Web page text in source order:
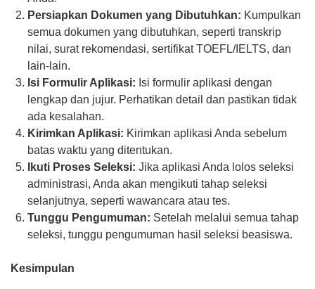
Persiapkan Dokumen yang Dibutuhkan: Kumpulkan
semua dokumen yang dibutuhkan, seperti transkrip
nilai, surat rekomendasi, sertifikat TOEFL/IELTS, dan
lain-lain.
Isi Formulir Aplikasi: Isi formulir aplikasi dengan
lengkap dan jujur. Perhatikan detail dan pastikan tidak
ada kesalahan.
Kirimkan Aplikasi: Kirimkan aplikasi Anda sebelum
batas waktu yang ditentukan.
Ikuti Proses Seleksi: Jika aplikasi Anda lolos seleksi
administrasi, Anda akan mengikuti tahap seleksi
selanjutnya, seperti wawancara atau tes.
Tunggu Pengumuman: Setelah melalui semua tahap
seleksi, tunggu pengumuman hasil seleksi beasiswa.
Kesimpulan